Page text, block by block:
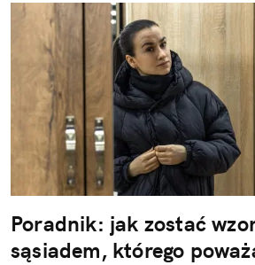
Poradnik: jak zostać
sąsiadem, którego